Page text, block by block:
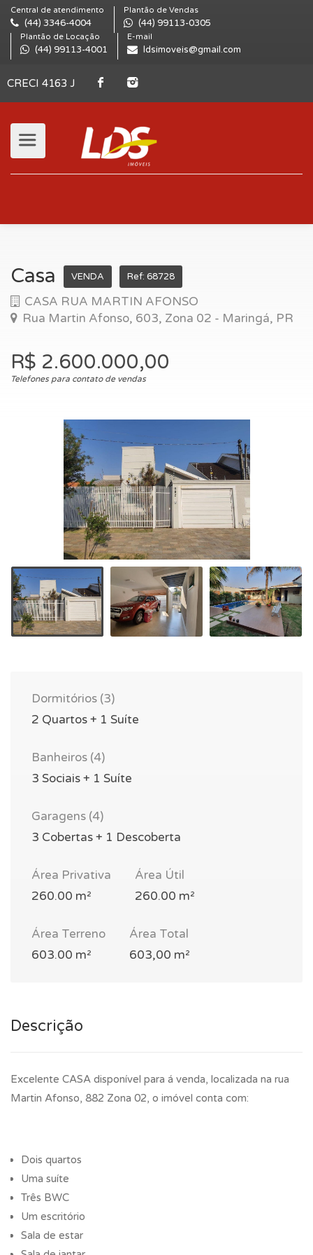
Central de atendimento
(44) 3346-4004
Plantão de Vendas
(44) 99113-0305
Plantão de Locação
(44) 99113-4001
E-mail
ldsimoveis@gmail.com
CRECI 4163 J
Casa VENDA Ref: 68728
CASA RUA MARTIN AFONSO
Rua Martin Afonso, 603, Zona 02 - Maringá, PR
R$ 2.600.000,00
Telefones para contato de vendas
Dormitórios (3)
2 Quartos + 1 Suíte
Banheiros (4)
3 Sociais + 1 Suíte
Garagens (4)
3 Cobertas + 1 Descoberta
Área Privativa
260.00 m²
Área Útil
260.00 m²
Área Terreno
603.00 m²
Área Total
603,00 m²
Descrição
Excelente CASA disponível para á venda, localizada na rua
Martin Afonso, 882 Zona 02, o imóvel conta com:
Dois quartos
Uma suíte
Três BWC
Um escritório
Sala de estar